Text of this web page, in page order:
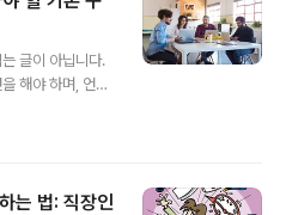
을 어떻게 써야
러울까?”“너무
보내도 예의에
시지와 다릅니
입니다. 특히 제
글이 아닙니다.
해야 하며, 언제
의록 작성법과
하면서 회의록을
는 법: 직장인